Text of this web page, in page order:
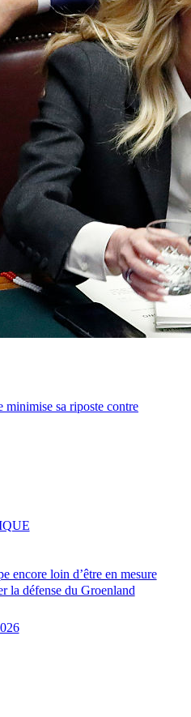
sa riposte contre
encore loin d’être en mesure
la défense du Groenland